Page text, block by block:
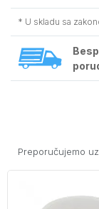
* U skladu sa
Preporučujemo